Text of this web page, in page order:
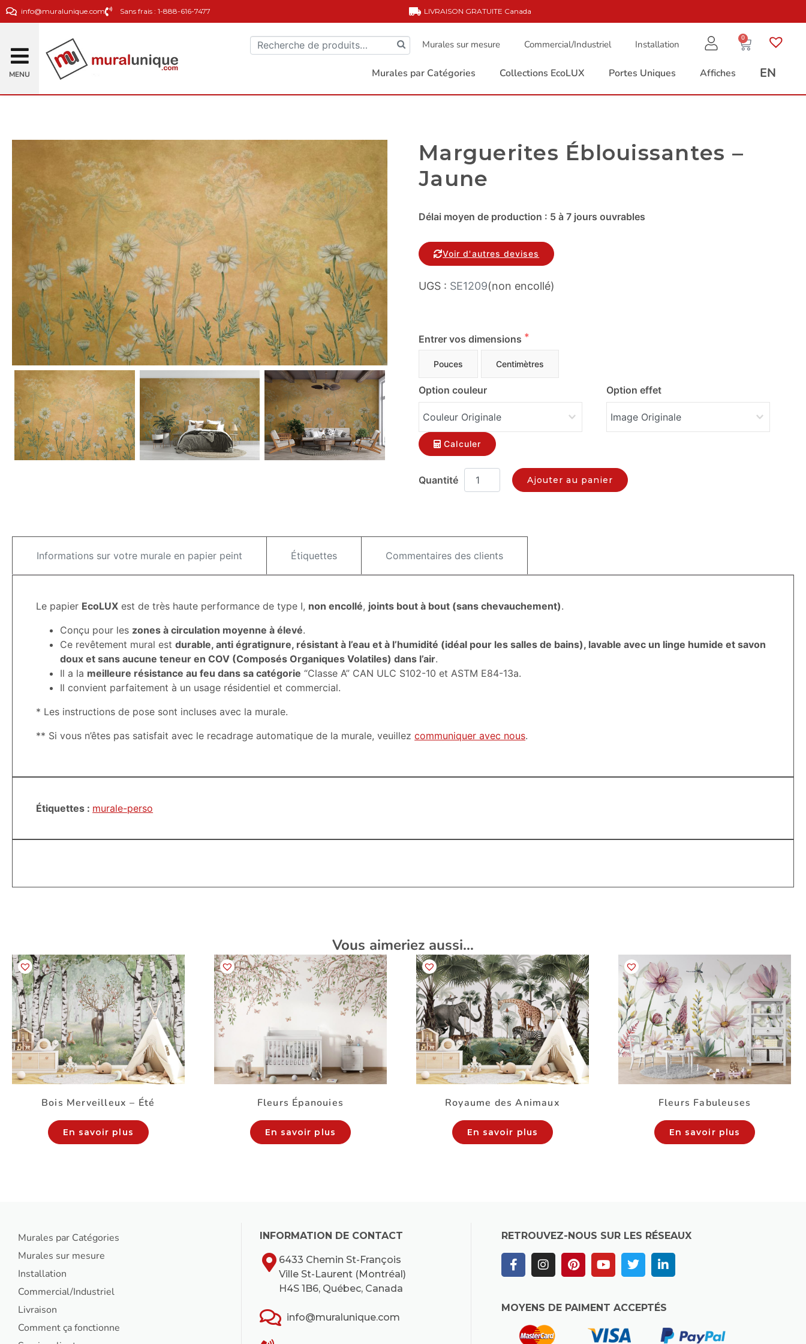
info@muralunique.com Sans frais : 1-888-616-7477 LIVRAISON GRATUITE Canada
MENU
Murales sur mesure Commercial/Industriel Installation
0
Murales par Catégories Collections EcoLUX Portes Uniques Affiches EN
Marguerites Éblouissantes –
Jaune
Délai moyen de production : 5 à 7 jours ouvrables
Voir d'autres devises
UGS : SE1209(non encollé)
Entrer vos dimensions
Pouces Centimètres
Option couleur Option effet
Calculer
Ajouter au panier
Informations sur votre murale en papier peint Étiquettes Commentaires des clients
Le papier EcoLUX est de très haute performance de type I, non encollé, joints bout à bout (sans chevauchement).
Conçu pour les zones à circulation moyenne à élevé.
Ce revêtement mural estdurable, anti égratignure, résistant à l’eau et à l’humidité (idéal pour les salles de bains), lavable avec un linge humide et savon
doux et sans aucune teneur en COV (Composés Organiques Volatiles) dans l’air.
Il a la meilleure résistance au feu dans sa catégorie “Classe A” CAN ULC S102-10 et ASTM E84-13a.
Il convient parfaitement à un usage résidentiel et commercial.
* Les instructions de pose sont incluses avec la murale.
** Si vous n’êtes pas satisfait avec le recadrage automatique de la murale, veuillezcommuniquer avec nous.
Étiquettes : murale-perso
Vous aimeriez aussi…
Bois Merveilleux – Été
En savoir plus
Fleurs Épanouies
En savoir plus
Royaume des Animaux
En savoir plus
Fleurs Fabuleuses
En savoir plus
Murales par Catégories
Murales sur mesure
Installation
Commercial/Industriel
Livraison
Comment ça fonctionne
INFORMATION DE CONTACT
6433 Chemin St-François
Ville St-Laurent (Montréal)
H4S 1B6, Québec, Canada
info@muralunique.com
RETROUVEZ-NOUS SUR LES RÉSEAUX
MOYENS DE PAIMENT ACCEPTÉS